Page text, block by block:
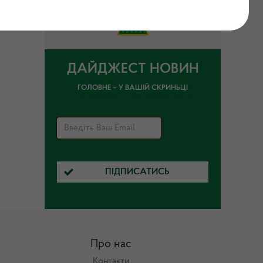
ДАЙДЖЕСТ НОВИН
ГОЛОВНЕ – У ВАШІЙ СКРИНЬЦІ
ПІДПИСАТИСЬ
Про нас